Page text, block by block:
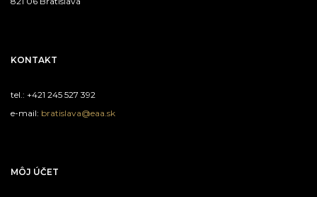
KONTAKT
tel.: +421 245 527 392
e-mail: bratislava@eaa.sk
MÔJ ÚČET